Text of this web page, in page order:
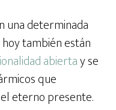
una determinada
también están
abiertay se
que
eterno presente.